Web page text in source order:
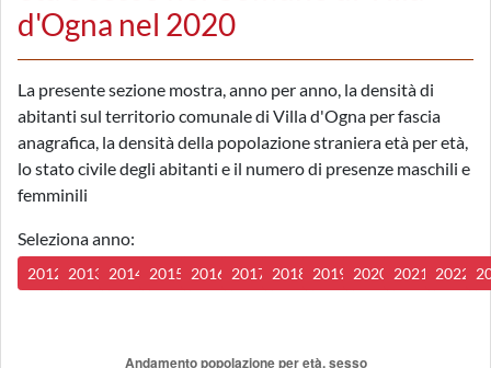
d'Ogna nel 2020
La presente sezione mostra, anno per anno, la densità di
abitanti sul territorio comunale di Villa d'Ogna per fascia
anagrafica, la densità della popolazione straniera età per età,
lo stato civile degli abitanti e il numero di presenze maschili e
femminili
Seleziona anno:
2012 2013 2014 2015 2016 2017 2018 2019 2020 2021 2022